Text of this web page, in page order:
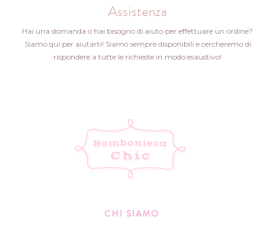
Assistenza
Hai una domanda o hai bisogno di aiuto per effettuare un ordine?
Siamo qui per aiutarti! Siamo sempre disponibili e cercheremo di
rispondere a tutte le richieste in modo esaustivo!
CHI SIAMO